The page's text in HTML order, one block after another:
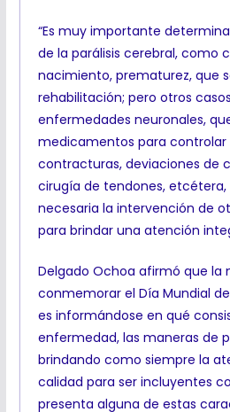
“Es muy importante
de la parálisis cerebral, como
nacimiento, prematurez, que
rehabilitación; pero otros
enfermedades neuronales,
medicamentos para controlar
contracturas, deviaciones de
cirugía de tendones, etcétera,
necesaria la intervención de
para brindar una atención
Delgado Ochoa afirmó que la
conmemorar el Día Mundial
es informándose en qué
enfermedad, las maneras de
brindando como siempre la
calidad para ser incluyentes
presenta alguna de estas